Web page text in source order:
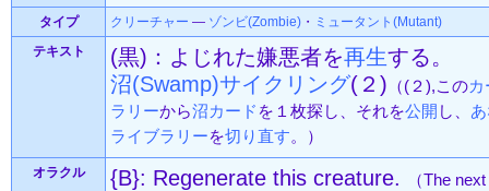
タイプ クリーチャー — ゾンビ(Zombie) ・ ミュータント(Mutant)
テキスト
(黒)：よじれた嫌悪者を再生する。
沼(Swamp)サイクリング(２) （(２),このカ
ラリーから沼カード を１枚探し、それを公開 し、
ライブラリーを切り直す。）
オラクル {B}: Regenerate this creature.
（The